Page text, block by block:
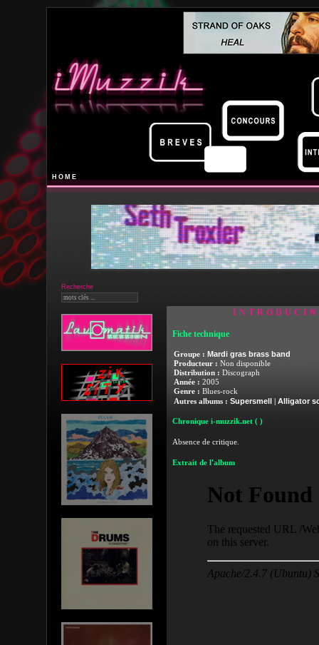
HOME
Recherche
Fiche technique
Groupe : Mardi gras brass band
Producteur : Non disponible
Distribution : Discograph
Année : 2005
Genre : Blues-rock
Autres albums : Supersmell Alligator
Chronique i-muzzik.net ( )
Absence de critique.
Extrait de l'album